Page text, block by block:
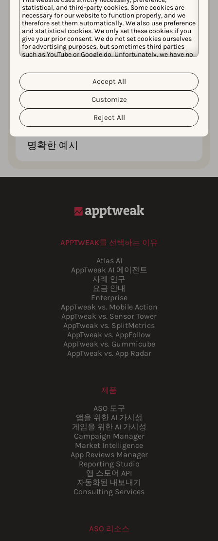
statistical, and third-party cookies. Some cookies are
necessary for our website to function properly, and we
therefore set them automatically. We also use preference
and statistical cookies. We only set these cookies if you
give your prior consent. We do not set cookies ourselves
for advertising purposes, but sometimes third parties
such as YouTube or Google do. Unfortunately, we have no
personal data and the different cookies we use, please
read our
Cookie Policy&Privacy Policy
customize your cookie settings and preferences by
clicking the “Customize” button.
Reject All
Customize
Accept All
29페이지
끝까지 몰입하게 만드는 매력적이고 인사이트가
전문가 팁
명확한 예시
APPTWEAK를 선택하는 이유
Atlas AI
AppTweak AI 에이전트
사례 연구
요금 안내
Enterprise
AppTweak vs. Mobile Action
AppTweak vs. Sensor Tower
AppTweak vs. SplitMetrics
AppTweak vs. AppFollow
AppTweak vs. Gummicube
AppTweak vs. App Radar
제품
ASO 도구
앱을 위한 AI 가시성
게임을 위한 AI 가시성
Campaign Manager
Market Intelligence
App Reviews Manager
Reporting Studio
앱 스토어 API
자동화된 내보내기
Consulting Services
ASO 리소스